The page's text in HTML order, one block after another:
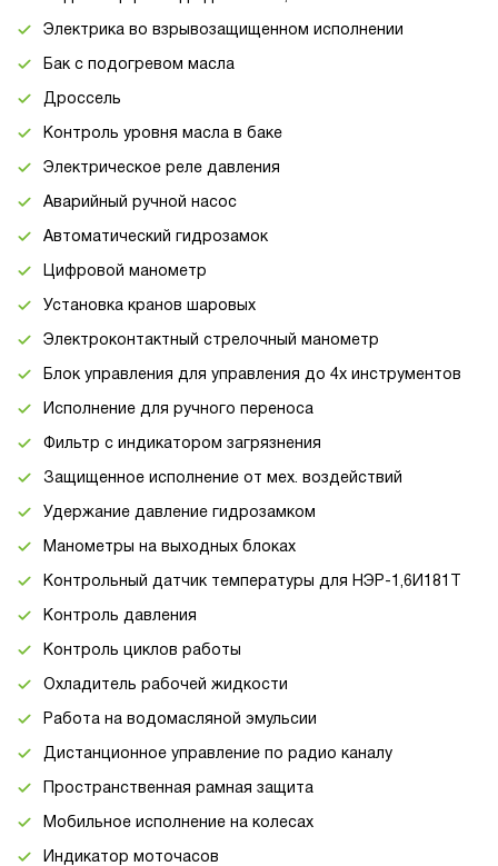
Электрика во взрывозащищенном исполнении
Бак с подогревом масла
Дроссель
Контроль уровня масла в баке
Электрическое реле давления
Аварийный ручной насос
Автоматический гидрозамок
Цифровой манометр
Установка кранов шаровых
Электроконтактный стрелочный манометр
Блок управления для управления до 4х инструментов
Исполнение для ручного переноса
Фильтр с индикатором загрязнения
Защищенное исполнение от мех. воздействий
Удержание давление гидрозамком
Манометры на выходных блоках
Контрольный датчик температуры для НЭР-1,6И181Т
Контроль давления
Контроль циклов работы
Охладитель рабочей жидкости
Работа на водомасляной эмульсии
Дистанционное управление по радио каналу
Пространственная рамная защита
Мобильное исполнение на колесах
Индикатор моточасов